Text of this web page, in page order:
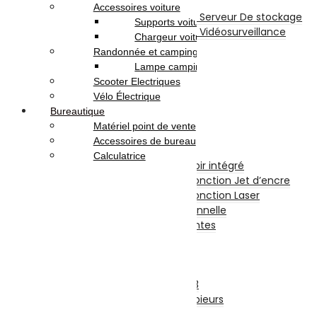
Disques Internes Pour Serveur De stockage
Disques Internes Pour Vidéosurveillance
Disque Dur Externe
Serveur De Stockage
Accessoires Pour Stockage
Clé USB
Carte Mémoire
CD et DVD Vierge
Impression
Imprimantes
Imprimante à Réservoir intégré
Imprimante et Multifonction Jet d’encre
Imprimante et Multifonction Laser
Imprimante Professionnelle
Accessoires Imprimantes
Photocopieurs A4 | A3
Accessoires Photocopieurs
Accessoires voiture
Supports voiture
Chargeur voiture
Randonnée et camping
Lampe camping
Scooter Electriques
Vélo Électrique
Bureautique
Matériel point de vente
Accessoires de bureau
Calculatrice